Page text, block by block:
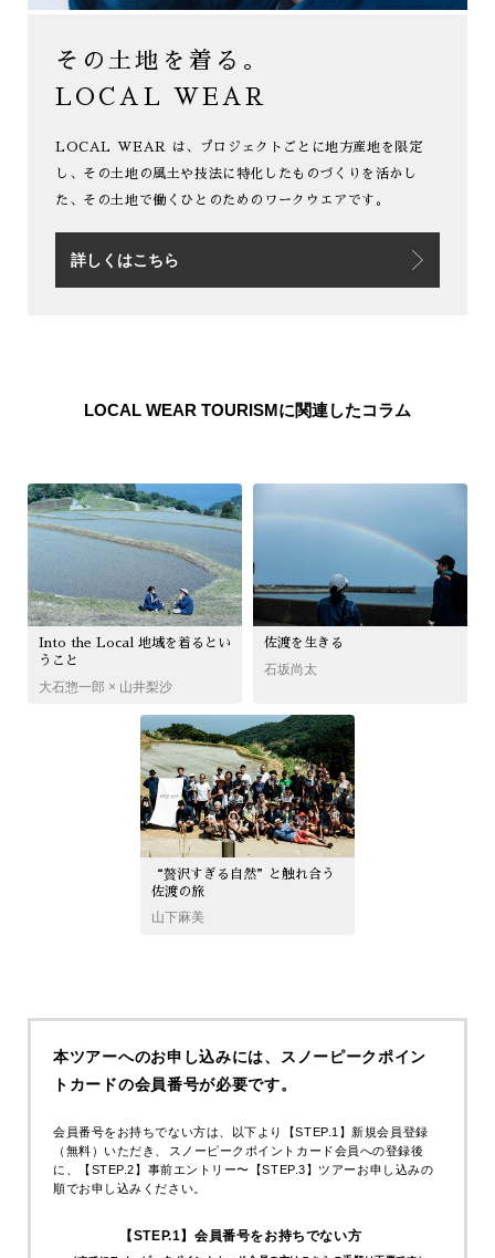
営業本部その土地を着る。
LOCAL WEAR
LOCAL WEAR は、 プロジェクトごとに地方産地を限定
し、 その土地の風土や技法に 特化したものづくりを活かし
た、 その土地で働くひとのための ワークウエアです。
詳しくはこちら
LOCAL WEAR TOURISMに関連したコラム
Into the Local 地域を着るとい
うこと
大石惣一郎 × 山井梨沙
佐渡を生きる
石坂尚太
“贅沢すぎる自然”と触れ合う
佐渡の旅
山下麻美
本ツアーへのお申し込みには、
スノーピークポイン
トカードの会員番号が必要です。
会員番号をお持ちでない方は、以下より【STEP.1】新規会員登録
（無料）いただき、
スノーピークポイントカード会員への登録後
に、【STEP.2】事前エントリー〜【STEP.3】ツアーお申し込みの
順でお申し込みください。
【STEP.1】会員番号をお持ちでない方